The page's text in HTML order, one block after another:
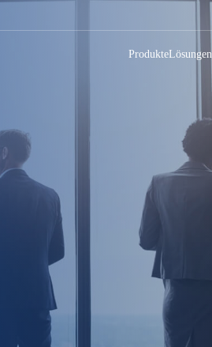
ProdukteLösungen